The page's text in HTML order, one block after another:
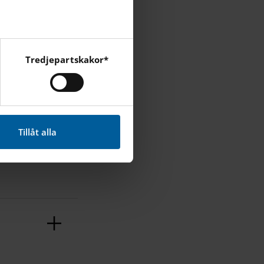
Instagram och
Tredjepartskakor*
Tillåt alla